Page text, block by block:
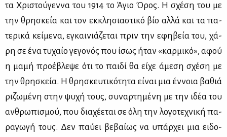
τα Χρι­στού­γεν­να του 1914 το Άγιο Όρος. Η σχέ­ση του με
την θρη­σκεία και τον εκ­κλη­σια­στι­κό βίο αλ­λά και τα πα­
τε­ρι­κά κεί­με­να, εγκαι­νιά­ζε­ται πριν την εφη­βεία του, χά­
ρη σε ένα τυ­χαίο γε­γο­νός που ίσως ήταν «καρ­μι­κό», αφού
η μα­μή προ­έ­βλε­ψε ότι το παι­δί θα εί­χε άμε­ση σχέ­ση με
την θρη­σκεία. Η θρη­σκευ­τι­κό­τη­τα εί­ναι μια έν­νοια βα­θιά
ρι­ζω­μέ­νη στην ψυ­χή τους, συ­ναρ­τη­μέ­νη με την ιδέα του
αν­θρω­πι­σμού, που δια­χέ­ε­ται σε όλη την λο­γο­τε­χνι­κή πα­
ρα­γω­γή τους. Δεν παύ­ει βε­βαί­ως να υπάρ­χει μια ει­δο­